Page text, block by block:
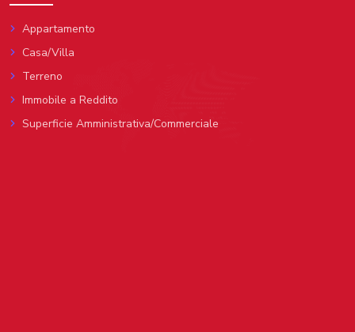
Appartamento
Casa/Villa
Terreno
Immobile a Reddito
Superficie Amministrativa/Commerciale